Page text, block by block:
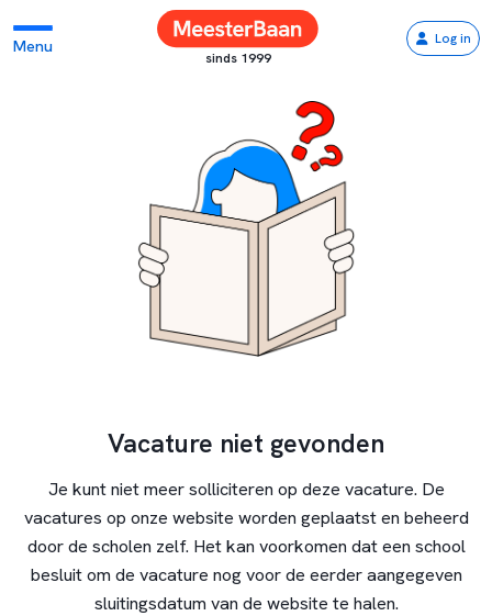
Menu
sinds 1999
Log in
Vacature niet gevonden
Je kunt niet meer solliciteren op deze vacature. De
vacatures op onze website worden geplaatst en beheerd
door de scholen zelf. Het kan voorkomen dat een school
besluit om de vacature nog voor de eerder aangegeven
sluitingsdatum van de website te halen.